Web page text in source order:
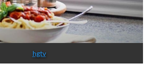
hgtv